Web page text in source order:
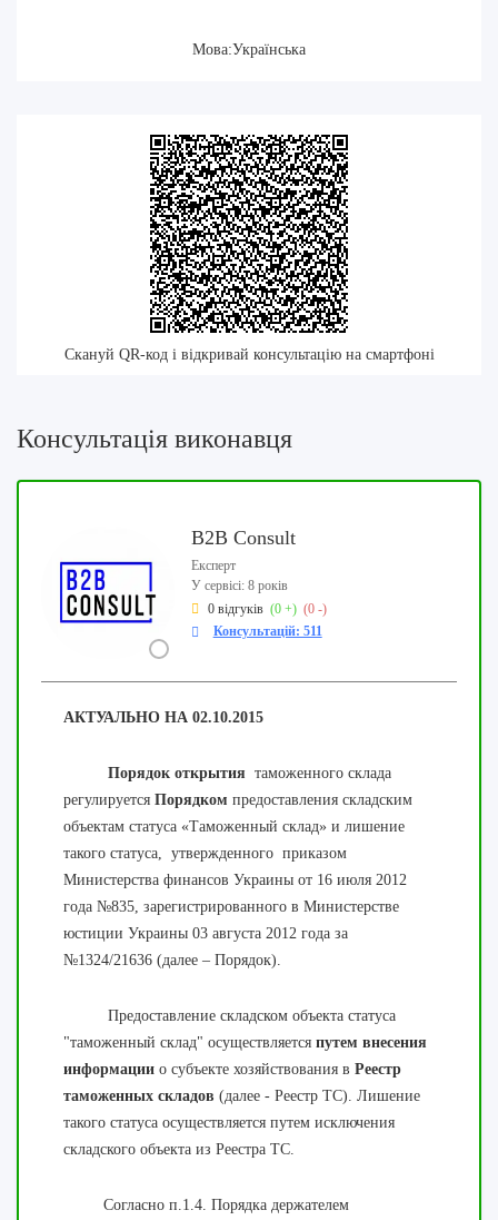
Мова:Українська
Скануй QR-код і відкривай консультацію на смартфоні
Консультація виконавця
B2B Consult
Експерт
У сервісі: 8 років
0 відгуків (0 +) (0 -)
Консультацій: 511
АКТУАЛЬНО НА 02.10.2015
Порядок открытия таможенного склада
регулируется Порядком предоставления складским
объектам статуса «Таможенный склад» и лишение
такого статуса, утвержденного приказом
Министерства финансов Украины от 16 июля 2012
года №835, зарегистрированного в Министерстве
юстиции Украины 03 августа 2012 года за
№1324/21636 (далее – Порядок).
Предоставление складском объекта статуса
"таможенный склад" осуществляется путем внесения
информации о субъекте хозяйствования в Реестр
таможенных складов (далее - Реестр ТС). Лишение
такого статуса осуществляется путем исключения
складского объекта из Реестра ТС.
Согласно п.1.4. Порядка держателем